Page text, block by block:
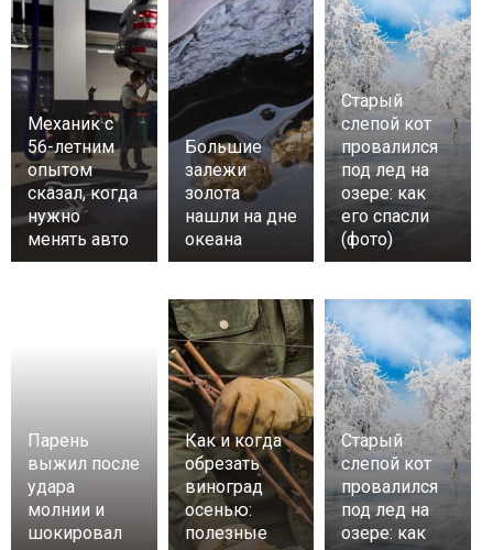
Механик с
56-летним
опытом
сказал, когда
нужно
менять авто
Большие
залежи
золота
нашли на дне
океана
Старый
слепой кот
провалился
под лед на
озере: как
его спасли
(фото)
Парень
выжил после
удара
молнии и
шокировал
Как и когда
обрезать
виноград
осенью:
полезные
Старый
слепой кот
провалился
под лед на
озере: как